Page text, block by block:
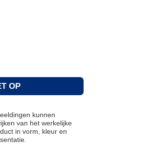
OP
kunnen
van het werkelijke
in vorm, kleur en